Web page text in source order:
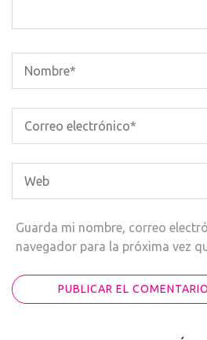
Guarda mi nombre, correo
navegador para la próxima vez